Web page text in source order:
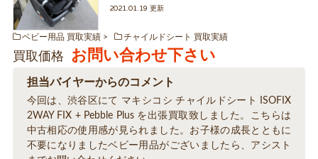
2021.01.19 更新
ベビー用品 買取実績 チャイルドシート 買取実績
買取価格 お問い合わせ下さい
担当バイヤーからのコメント
今回は、渋谷区にて マキシコシ チャイルドシート ISOFIX
2WAY FIX + Pebble Plus を出張買取致しました。こちらは
中古相応の使用感が見られました。お子様の成長とともに
不要になりましたベビー用品がございましたら、アシスト